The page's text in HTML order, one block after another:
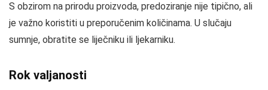
S obzirom na prirodu proizvoda, predoziranje nije tipično, ali
je važno koristiti u preporučenim količinama. U slučaju
sumnje, obratite se liječniku ili ljekarniku.
Rok valjanosti